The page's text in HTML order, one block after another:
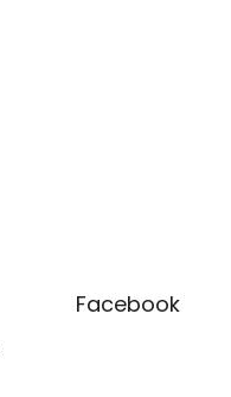
Facebook